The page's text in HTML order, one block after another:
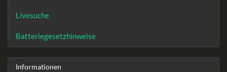
Livesuche
Batteriegesetzhinweise
Informationen